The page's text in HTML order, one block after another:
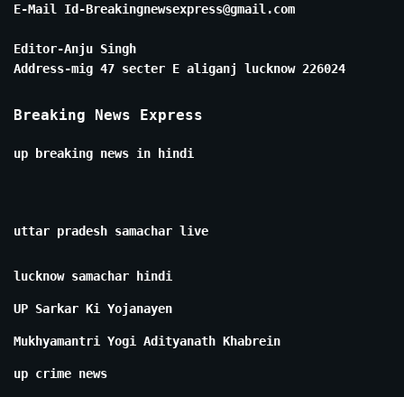
E-Mail Id-Breakingnewsexpress@gmail.com
Editor-Anju Singh
Address-mig 47 secter E aliganj lucknow 226024
Breaking News Express
up breaking news in hindi
uttar pradesh samachar live
lucknow samachar hindi
UP Sarkar Ki Yojanayen
Mukhyamantri Yogi Adityanath Khabrein
up crime news